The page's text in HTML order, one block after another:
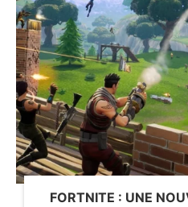
FORTNITE : UNE